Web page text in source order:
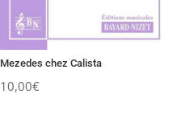
Mezedes chez Calista
10,00€